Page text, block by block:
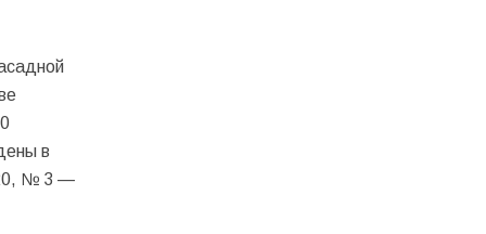
в
20, № 3 —